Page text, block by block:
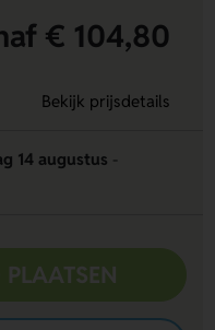
€ 104,80
Bekijk prijsdetails
14 augustus
PLAATSEN